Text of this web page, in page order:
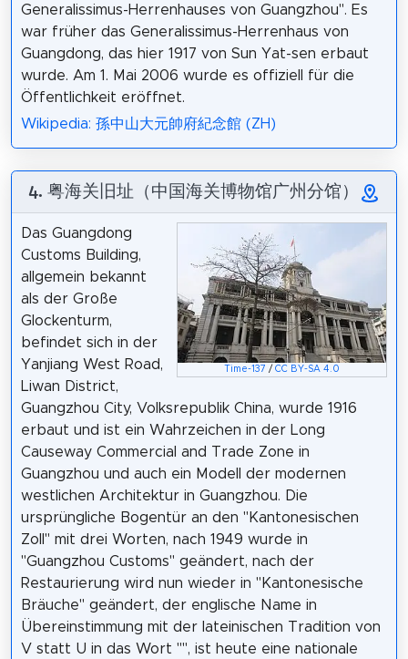
Generalissimus-Herrenhauses von Guangzhou". Es
war früher das Generalissimus-Herrenhaus von
Guangdong, das hier 1917 von Sun Yat-sen erbaut
wurde. Am 1. Mai 2006 wurde es offiziell für die
Öffentlichkeit eröffnet.
Wikipedia: 孫中山大元帥府紀念館 (ZH)
4. 粤海关旧址（中国海关博物馆广州分馆）
Time-137 /CC BY-SA 4.0
Das Guangdong
Customs Building,
allgemein bekannt
als der Große
Glockenturm,
befindet sich in der
Yanjiang West Road,
Liwan District,
Guangzhou City, Volksrepublik China, wurde 1916
erbaut und ist ein Wahrzeichen in der Long
Causeway Commercial and Trade Zone in
Guangzhou und auch ein Modell der modernen
westlichen Architektur in Guangzhou. Die
ursprüngliche Bogentür an den "Kantonesischen
Zoll" mit drei Worten, nach 1949 wurde in
"Guangzhou Customs" geändert, nach der
Restaurierung wird nun wieder in "Kantonesische
Bräuche" geändert, der englische Name in
Übereinstimmung mit der lateinischen Tradition von
V statt U in das Wort "", ist heute eine nationale